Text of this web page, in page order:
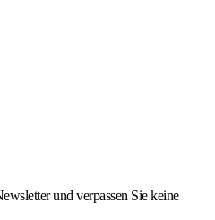
und verpassen Sie keine